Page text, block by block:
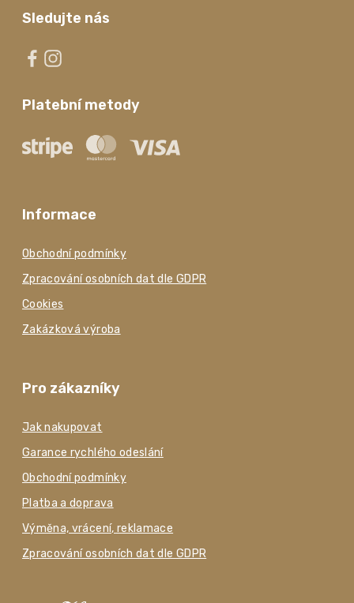
Informace
Obchodní podmínky
Zpracování osobních dat dle GDPR
Cookies
Zakázková výroba
Sledujte nás
Platební metody
Pro zákazníky
Jak nakupovat
Garance rychlého odeslání
Obchodní podmínky
Platba a doprava
Výměna, vrácení, reklamace
Zpracování osobních dat dle GDPR